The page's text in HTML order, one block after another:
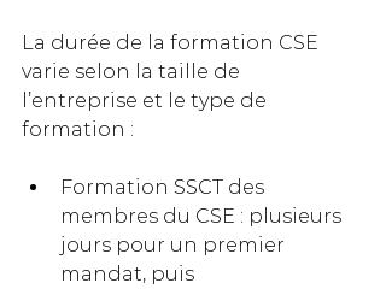
La durée de la formation CSE
varie selon la taille de
l’entreprise et le type de
formation :
Formation SSCT des
membres du CSE : plusieurs
jours pour un premier
mandat, puis